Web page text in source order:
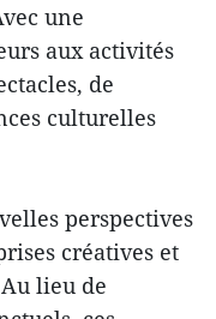
une
aux activités
de
culturelles
perspectives
créatives et
lieu de